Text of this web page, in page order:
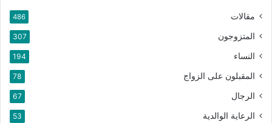
مقالات 486
المتزوجون 307
النساء 194
المقبلون على الزواج 78
الرجال 67
الرعاية الوالدية 53